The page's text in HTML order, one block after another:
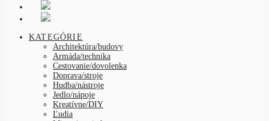
KATEGÓRIE
Architektúra/budovy
Armáda/technika
Cestovanie/dovolenka
Doprava/stroje
Hudba/nástroje
Jedlo/nápoje
Kreatívne/DIY
Ľudia